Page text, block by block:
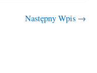
Następny Wpis →